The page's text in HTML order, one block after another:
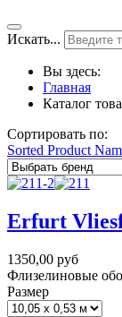
Искать...
Вы здесь:
Главная
Каталог
Сортировать по:
Sorted Product
Erfurt
1350,00 руб
Флизелиновые
Размер